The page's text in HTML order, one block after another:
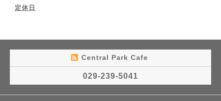
定休日
Central Park Cafe
029-239-5041